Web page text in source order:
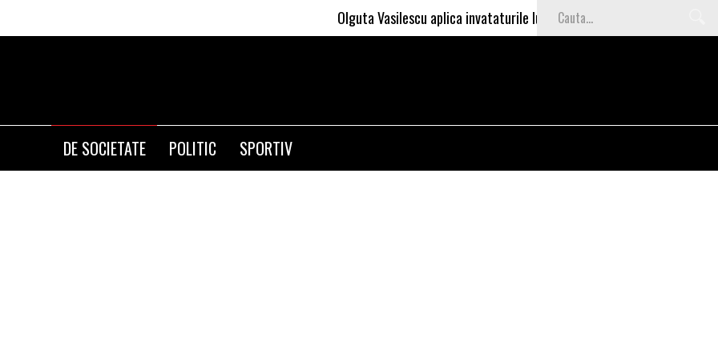
Olguta Vasilescu aplica invataturile lui Nea Marin: somajul mare e o garantie
DE SOCIETATE POLITIC SPORTIV